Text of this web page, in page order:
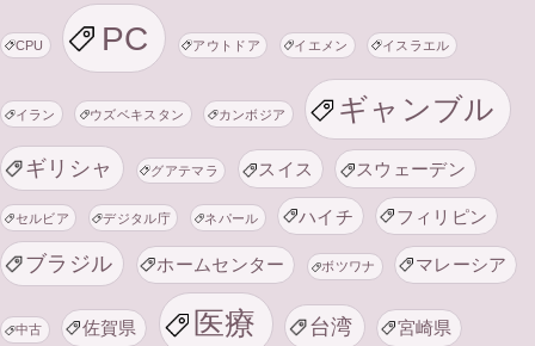
CPU PC アウトドア イエメン イスラエル
イラン ウズベキスタン カンボジア ギャンブル
ギリシャ グアテマラ スイス スウェーデン
セルビア デジタル庁 ネパール ハイチ フィリピン
ブラジル ホームセンター ボツワナ マレーシア
中古 佐賀県 医療 台湾 宮崎県